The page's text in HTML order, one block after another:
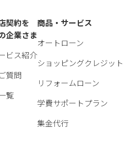
契約を
企業さま
ビス紹介
質問
覧
商品・サービス
オートローン
ショッピングクレジット
リフォームローン
学費サポートプラン
集金代行